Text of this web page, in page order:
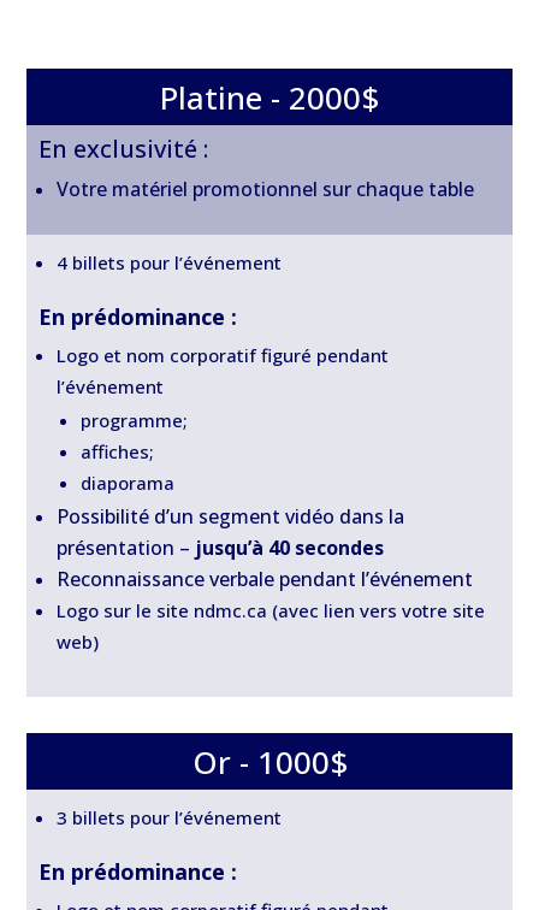
Platine - 2000$
En exclusivité :
Votre matériel promotionnel sur chaque table
4 billets pour l’événement
En prédominance :
Logo et nom corporatif figuré pendant
l’événement
programme;
affiches;
diaporama
Possibilité d’un segment vidéo dans la
présentation – jusqu’à 40 secondes
Reconnaissance verbale pendant l’événement
Logo sur le site ndmc.ca (avec lien vers votre site
web)
Or - 1000$
3 billets pour l’événement
En prédominance :